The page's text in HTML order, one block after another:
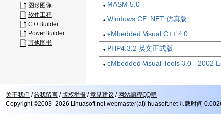
图形图像
软件工程
C++Builder
PowerBuilder
其他图书
MASM 5.0
Windows CE .NET 仿真版
eMbedded Visual C++ 4.0
PHP4.3.2 英文正式版
eMbedded Visual Tools 3.0 - 2002
关于我们 /给我留言 /版权举报 /意见建议 / 网站编程QQ群
Copyright ©2003- 2026 Lihuasoft.net webmaster(at)lihuasoft.net 加载时间